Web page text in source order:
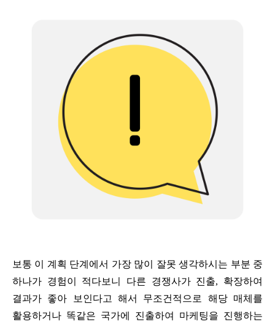
보통 이 계획 단계에서 가장 많이 잘못 생각하시는 부분 중
하나가 경험이 적다보니 다른 경쟁사가 진출, 확장하여
결과가 좋아 보인다고 해서 무조건적으로 해당 매체를
활용하거나 똑같은 국가에 진출하여 마케팅을 진행하는